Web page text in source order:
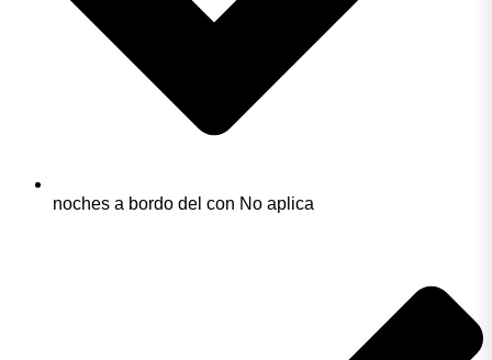
noches a bordo del con No aplica